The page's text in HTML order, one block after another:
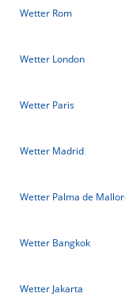
Wetter Rom
Wetter London
Wetter Paris
Wetter Madrid
Wetter Palma de
Wetter Bangkok
Wetter Jakarta